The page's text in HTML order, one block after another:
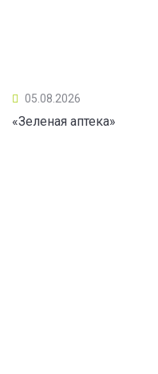
05.08.2026
«Зеленая аптека»